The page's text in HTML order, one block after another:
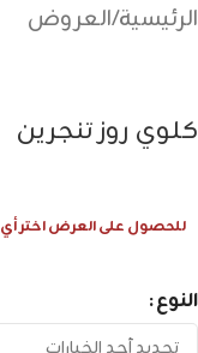
الرئيسية/العروض
كلوي روز تنجرين
للحصول على العرض اختر أي 3 عطور وسيتم احتساب 1 عطر مجانا
النوع